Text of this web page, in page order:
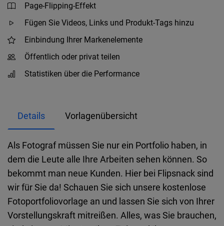
Page-Flipping-Effekt
Fügen Sie Videos, Links und Produkt-Tags hinzu
Einbindung Ihrer Markenelemente
Öffentlich oder privat teilen
Statistiken über die Performance
Details Vorlagenübersicht
Als Fotograf müssen Sie nur ein Portfolio haben, in
dem die Leute alle Ihre Arbeiten sehen können. So
bekommt man neue Kunden. Hier bei Flipsnack sind
wir für Sie da! Schauen Sie sich unsere kostenlose
Fotoportfoliovorlage an und lassen Sie sich von Ihrer
Vorstellungskraft mitreißen. Alles, was Sie brauchen,